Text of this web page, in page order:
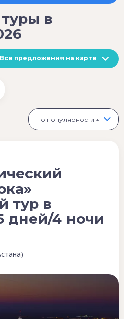
в
Все предложения на карте
По популярности ↓
тур в
дней/4 ночи